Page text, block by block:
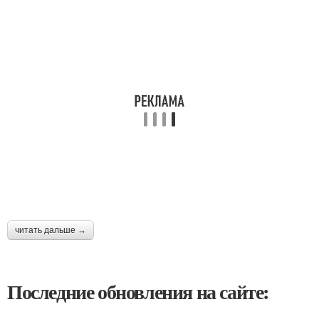
читать дальше →
Последние обновления на сайте: